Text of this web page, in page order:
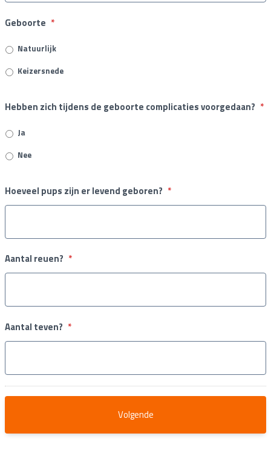
Geboorte *
Natuurlijk
Keizersnede
Hebben zich tijdens de geboorte complicaties voorgedaan? *
Ja
Nee
Hoeveel pups zijn er levend geboren? *
Aantal reuen? *
Aantal teven? *